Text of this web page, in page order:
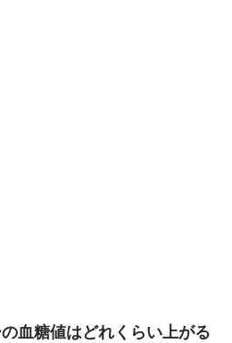
血糖値はどれくらい上がる